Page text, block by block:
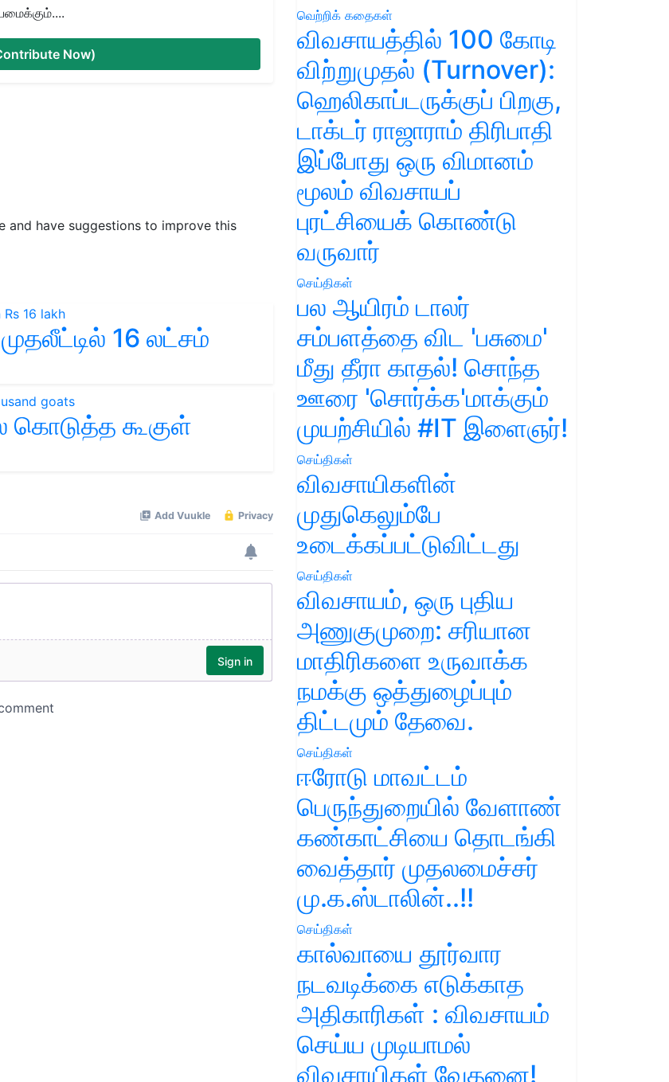
Now)
and have suggestions to improve this
16 லட்சம்
கொடுத்த கூகுள்
வெற்றிக் கதைகள்
விவசாயத்தில் 100 கோடி
விற்றுமுதல் (Turnover):
ஹெலிகாப்டருக்குப் பிறகு,
டாக்டர் ராஜாராம் திரிபாதி
இப்போது ஒரு விமானம்
மூலம் விவசாயப்
புரட்சியைக் கொண்டு
வருவார்
செய்திகள்
பல ஆயிரம் டாலர்
சம்பளத்தை விட 'பசுமை'
மீது தீரா காதல்! சொந்த
ஊரை 'சொர்க்க'மாக்கும்
முயற்சியில் #IT இளைஞர்!
செய்திகள்
விவசாயிகளின்
முதுகெலும்பே
உடைக்கப்பட்டுவிட்டது
செய்திகள்
விவசாயம், ஒரு புதிய
அணுகுமுறை: சரியான
மாதிரிகளை உருவாக்க
நமக்கு ஒத்துழைப்பும்
திட்டமும் தேவை.
செய்திகள்
ஈரோடு மாவட்டம்
பெருந்துறையில் வேளாண்
கண்காட்சியை தொடங்கி
வைத்தார் முதலமைச்சர்
மு.க.ஸ்டாலின்..!!
செய்திகள்
கால்வாயை தூர்வார
நடவடிக்கை எடுக்காத
அதிகாரிகள் : விவசாயம்
செய்ய முடியாமல்
விவசாயிகள் வேதனை!